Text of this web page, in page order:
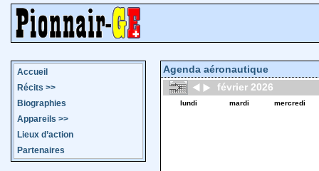
Accueil
Récits >>
Biographies
Appareils >>
Lieux d’action
Partenaires
Agenda aéronautique
février 2026
lundi mardi mercredi